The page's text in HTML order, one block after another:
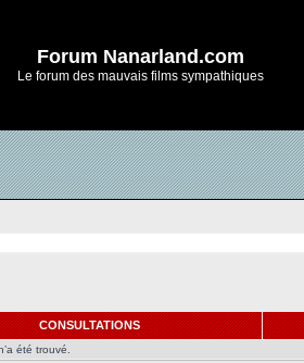
Forum Nanarland.com
Le forum des mauvais films sympathiques
CONSULTATIONS
été trouvé.